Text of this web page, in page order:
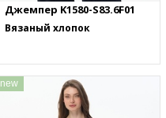
Джемпер K1580-S83.6F01
Вязаный хлопок
new